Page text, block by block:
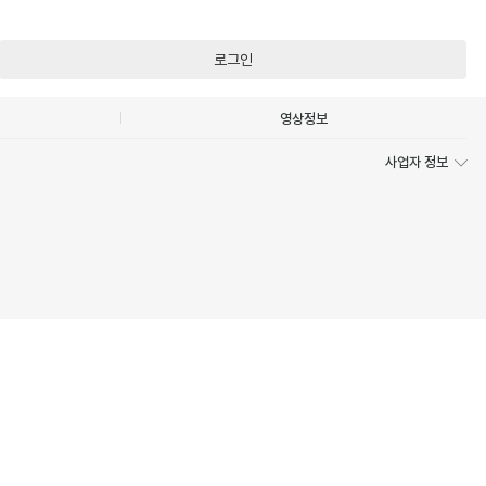
로그인
영상정보
사업자 정보